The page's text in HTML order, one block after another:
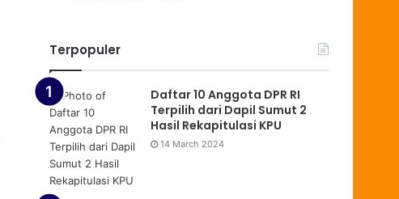
Terpopuler
Daftar 10 Anggota DPR RI
Terpilih dari Dapil Sumut 2
Hasil Rekapitulasi KPU
14 March 2024